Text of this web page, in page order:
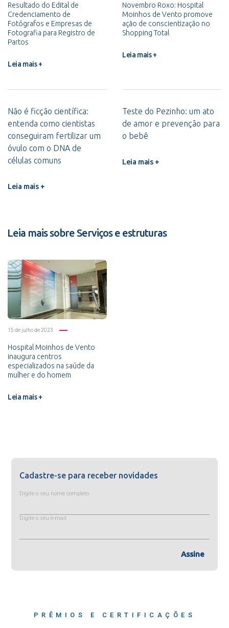
Resultado do Edital de
Credenciamento de
Fotógrafos e Empresas de
Fotografia para Registro de
Partos
Leia mais +
Novembro Roxo: Hospital
Moinhos de Vento promove
ação de conscientização no
Shopping Total
Leia mais +
Não é ficção científica:
entenda como cientistas
conseguiram fertilizar um
óvulo com o DNA de
células comuns
Leia mais +
Teste do Pezinho: um ato
de amor e prevenção para
o bebê
Leia mais +
Leia mais sobre Serviços e estruturas
15 de julho de 2023
Hospital Moinhos de Vento
inaugura centros
especializados na saúde da
mulher e do homem
Leia mais +
Cadastre-se para receber novidades
Digite o seu nome completo
Digite o seu e-mail
Assine
PRÊMIOS E CERTIFICAÇÕES